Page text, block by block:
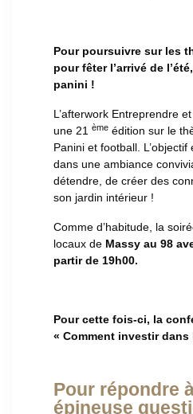
Pourpoursuivre sur les
pour fêter l’arrivé de
panini !
L’afterwork Entreprendre
une 21 èmeédition sur le
Panini et football.
dans une ambiance
détendre, de créer des
son jardin intérieur !
Comme d’habitude, la
locaux de Massy au 98
partir de 19h00.
Pour cette fois-ci, la
« Comment investir dans
Pour répondre
épineuse